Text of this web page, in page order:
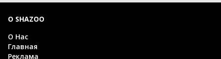
О SHAZOO
О Нас
Главная
Реклама